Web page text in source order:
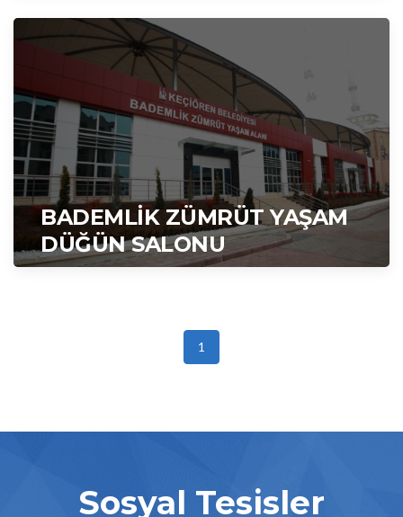
BADEMLİK ZÜMRÜT YAŞAM
DÜĞÜN SALONU
1
Sosyal Tesisler